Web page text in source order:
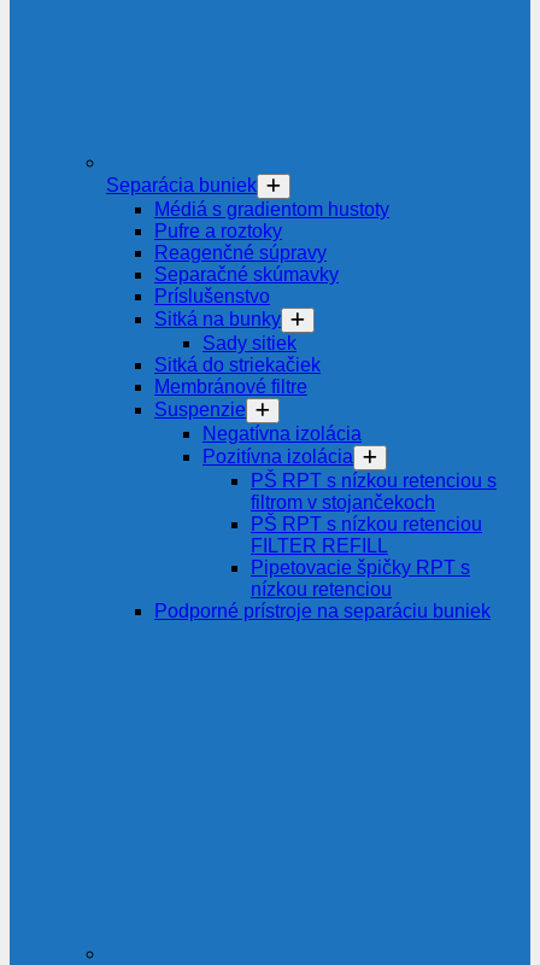
Separácia buniek
Médiá s gradientom hustoty
Pufre a roztoky
Reagenčné súpravy
Separačné skúmavky
Príslušenstvo
Sitká na bunky
Sady sitiek
Sitká do striekačiek
Membránové filtre
Suspenzie
Negatívna izolácia
Pozitívna izolácia
PŠ RPT s nízkou retenciou s
filtrom v stojančekoch
PŠ RPT s nízkou retenciou
FILTER REFILL
Pipetovacie špičky RPT s
nízkou retenciou
Podporné prístroje na separáciu buniek